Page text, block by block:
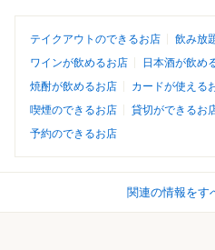
テイクアウトのできるお店
飲み放
ワインが飲めるお店
日本酒が飲め
焼酎が飲めるお店
カードが使える
喫煙のできるお店
貸切ができるお
予約のできるお店
関連の情報をす